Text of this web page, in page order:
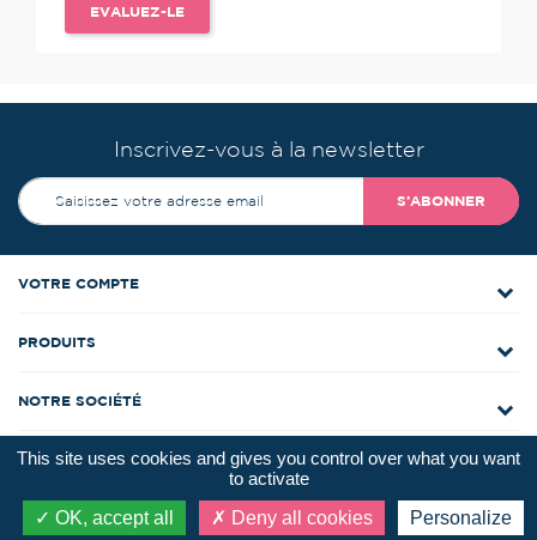
EVALUEZ-LE
Inscrivez-vous à la newsletter
S’ABONNER
VOTRE COMPTE
PRODUITS
NOTRE SOCIÉTÉ
CONTACTEZ-NOUS
NOS COORDONNÉES
This site uses cookies and gives you control over what you want
to activate
OK, accept all
Deny all cookies Personalize